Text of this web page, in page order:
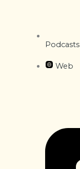
Podcasts
Web